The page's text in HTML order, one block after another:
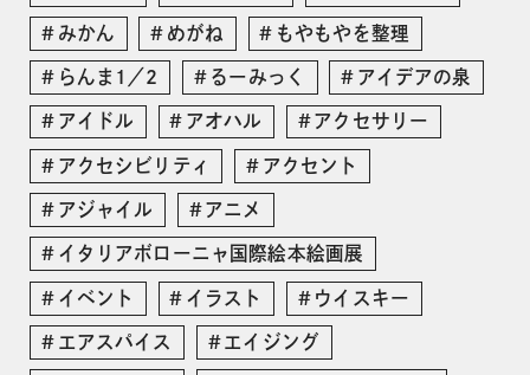
みかん めがね もやもやを整理
らんま1／2 るーみっく アイデアの泉
アイドル アオハル アクセサリー
アクセシビリティ アクセント
アジャイル アニメ
イタリアボローニャ国際絵本絵画展
イベント イラスト ウイスキー
エアスパイス エイジング